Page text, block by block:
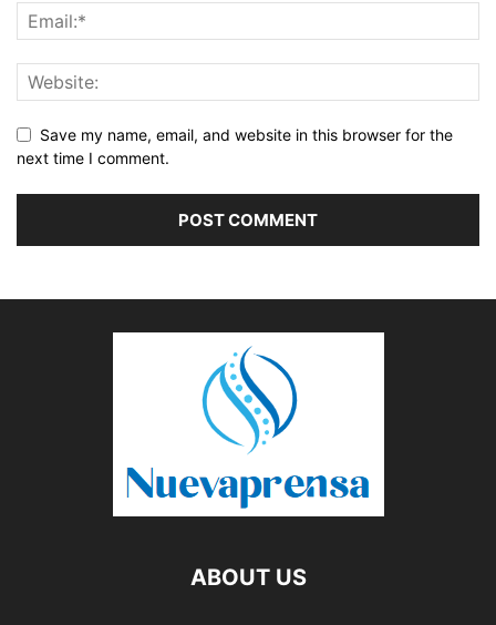
Save my name, email, and website in this browser for the
next time I comment.
ABOUT US